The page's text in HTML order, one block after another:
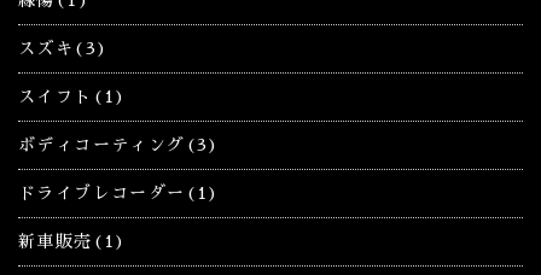
スズキ(3)
スイフト(1)
ボディコーティング(3)
ドライブレコーダー(1)
新車販売(1)